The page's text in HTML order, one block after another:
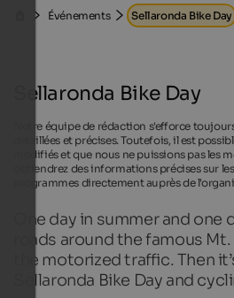
Événements Sellaronda Bike Day
Sellaronda Bike Day
Notre équipe de rédaction s'efforce
détaillées et précises. Toutefois, il est
modifiés et que nous ne puissions pas les
obtiendrez des informations précises sur
programmes directement auprès de
One day in summer and
roads around the famous
the motorized traffic. Then
Sellaronda Bike Day and